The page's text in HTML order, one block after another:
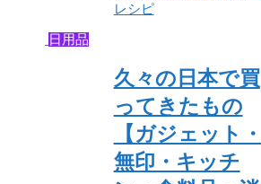
レシピ
日用品
久々の日本で買
ってきたもの
【ガジェット・
無印・キッチ